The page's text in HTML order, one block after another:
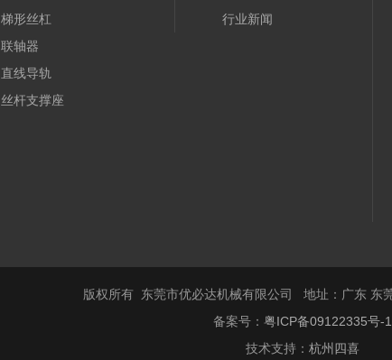
梯形丝杠
联轴器
直线导轨
丝杆支撑座
行业新闻
版权所有 东莞市优必达机械有限公司 地址：广东 东
备案号： 粤ICP备09122335号-1
技术支持： 杭州四喜